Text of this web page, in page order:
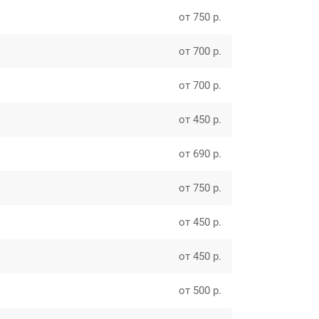
от 750 р.
от 700 р.
от 700 р.
от 450 р.
от 690 р.
от 750 р.
от 450 р.
от 450 р.
от 500 р.